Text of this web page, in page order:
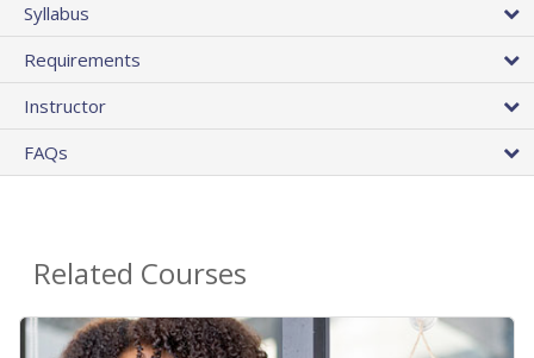
Syllabus
Requirements
Instructor
FAQs
Related Courses